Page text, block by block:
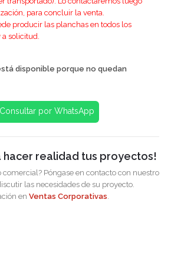
para concluir la venta.
producir las planchas en todos los
a solicitud.
disponible porque no quedan
Consultar por WhatsApp
hacer realidad tus proyectos!
comercial? Póngase en contacto con nuestro
las necesidades de su proyecto.
en Ventas Corporativas.